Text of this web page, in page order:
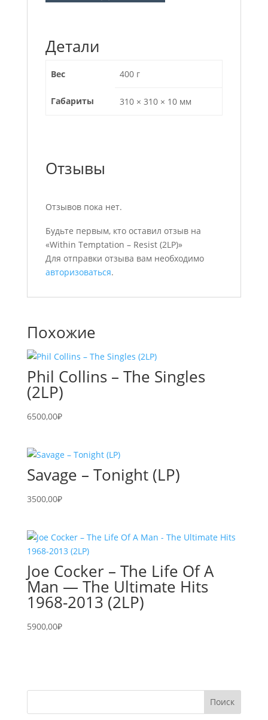
Детали
Вес 400 г
Габариты 310 × 310 × 10 мм
Отзывы
Отзывов пока нет.
Будьте первым, кто оставил отзыв на
«Within Temptation ‎– Resist (2LP)»
Для отправки отзыва вам необходимо
авторизоваться.
Похожие
Phil Collins – The Singles
(2LP)
6500,00₽
Savage – Tonight (LP)
3500,00₽
Joe Cocker – The Life Of A
Man — The Ultimate Hits
1968-2013 (2LP)
5900,00₽